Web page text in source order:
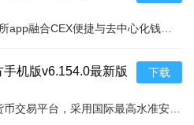
机版v6.154.0最新版 下载